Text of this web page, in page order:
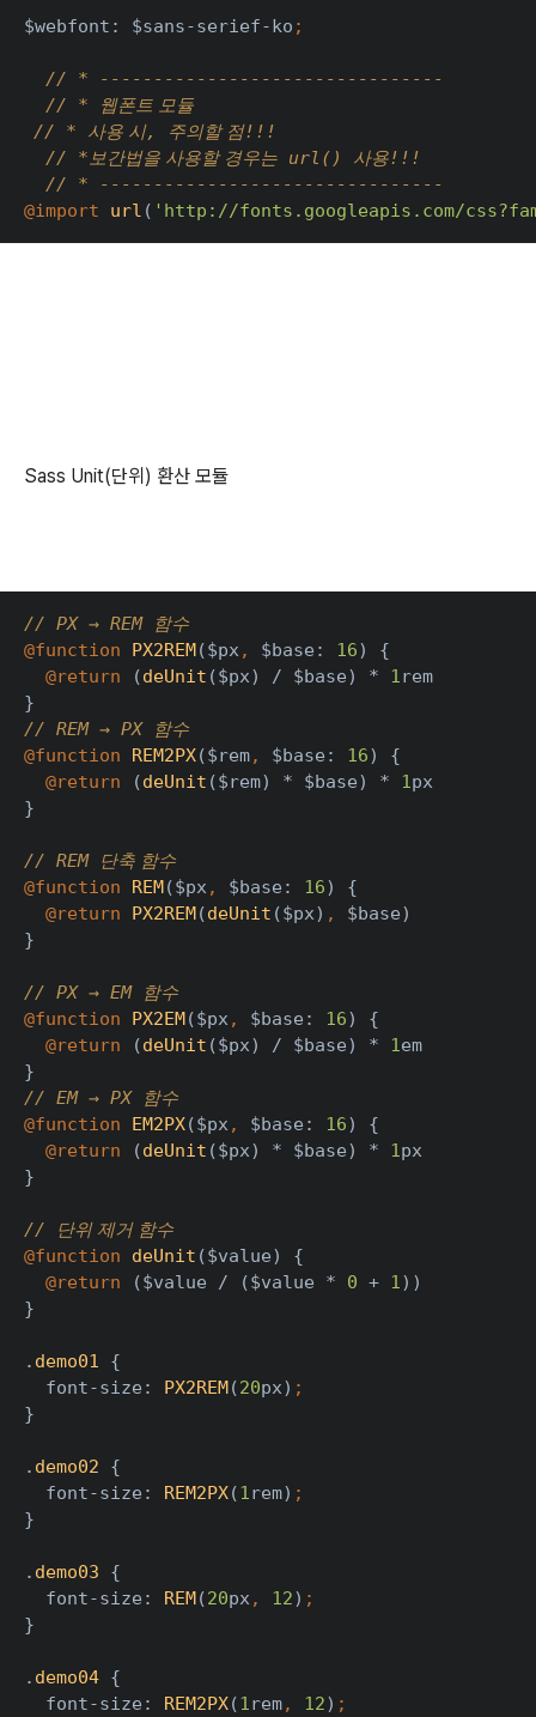
$webfont: $sans-serief-ko ;
// * --------------------------------
  // *
웹폰트 모듈
// * 사용 시, 주의할 점!!!
  // *
보간법을 사용할 경우는 url() 사용!!!
  // * --------------------------------
@import url ( 'http://fonts.googleapis.com/
Sass Unit(단위) 환산 모듈
// PX → REM 함수
@function PX2REM($px , $base: 16) {
@return
(deUnit ($px) / $base) * 1rem
}
// REM → PX
함수
@function REM2PX($rem, $base: 16) {
@return
(deUnit ($rem) * $base) * 1px
}
// REM 단축 함수
@function REM($px , $base: 16) {
@return PX2REM(deUnit ($px) , $base)
}
// PX → EM 함수
@function PX2EM($px , $base: 16) {
@return
(deUnit ($px) / $base) * 1em
}
// EM → PX
함수
@function EM2PX($px , $base: 16) {
@return
(deUnit ($px) * $base) * 1px
}
// 단위 제거 함수
@function deUnit ($value) {
@return
($value / ($value * 0 + 1))
}
. demo01 {
  font-size:
PX2REM(20px) ;
}
. demo02 {
  font-size:
REM2PX(1rem) ;
}
. demo03 {
  font-size:
REM(20px , 12) ;
}
. demo04 {
  font-size:
REM2PX(1rem, 12) ;